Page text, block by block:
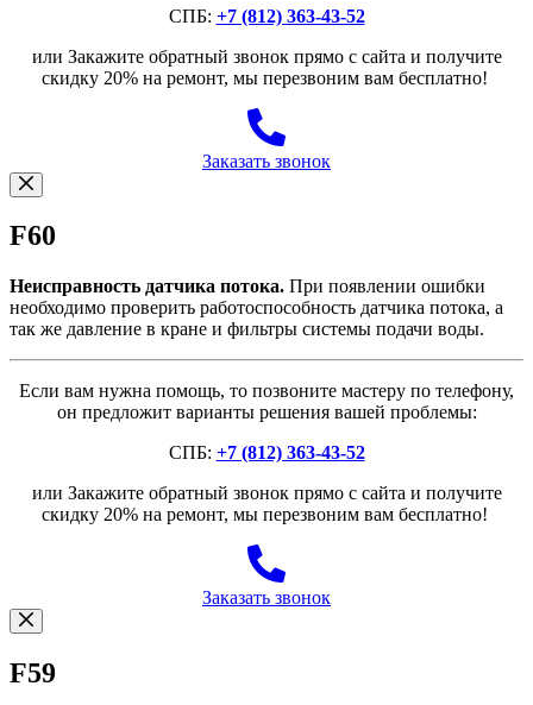
СПБ: +7 (812) 363-43-52
или Закажите обратный звонок прямо с сайта и получите
скидку 20% на ремонт, мы перезвоним вам бесплатно!
Заказать звонок
F60
Неисправность датчика потока. При появлении ошибки
необходимо проверить работоспособность датчика потока, а
так же давление в кране и фильтры системы подачи воды.
Если вам нужна помощь, то позвоните мастеру по телефону,
он предложит варианты решения вашей проблемы:
СПБ: +7 (812) 363-43-52
или Закажите обратный звонок прямо с сайта и получите
скидку 20% на ремонт, мы перезвоним вам бесплатно!
Заказать звонок
F59